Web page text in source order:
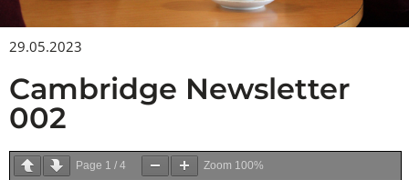
29.05.2023
Cambridge Newsletter
002
Page 1 / 4 Zoom 100%